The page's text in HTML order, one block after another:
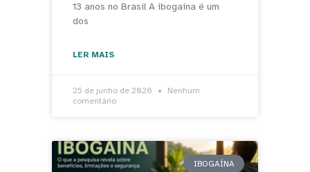
13 anos no Brasil A ibogaína é um
dos
LER MAIS
25 de junho de 2026
Nenhum
comentário
IBOGAÍNA